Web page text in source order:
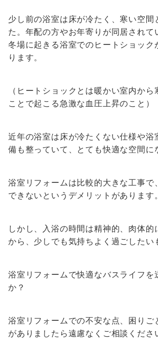
少し前の浴室は床が冷たく、寒い空間
た。年配の方やお年寄りが同居されて
冬場に起きる浴室でのヒートショック
ります。
（ヒートショックとは暖かい室内から
ことで起こる急激な血圧上昇のこと）
近年の浴室は床が冷たくない仕様や浴
備も整っていて、とても快適な空間に
浴室リフォームは比較的大きな工事で
できないというデメリットがあります。
しかし、入浴の時間は精神的、肉体的
から、少しでも気持ちよく過ごしたい
浴室リフォームで快適なバスライフを
か？
浴室リフォームでの不安な点、困りご
がありましたら遠慮なくご相談くださ